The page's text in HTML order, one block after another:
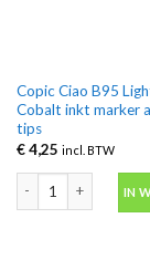
Copic Ciao B95
Cobalt inkt marker
tips
€4,25 incl. BTW
IN